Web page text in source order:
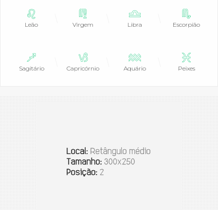
Leão Virgem Libra Escorpião
Sagitário Capricórnio Aquário Peixes